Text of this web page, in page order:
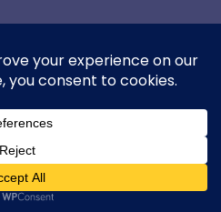
TILHØRER
JYLLAND